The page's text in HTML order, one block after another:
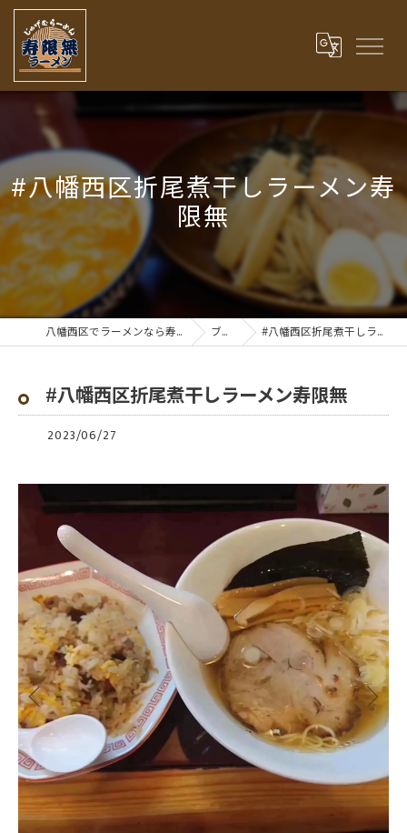
#八幡西区折尾煮干しラーメン寿
限無
八幡西区でラーメンなら寿限無ラーメン ブログ #八幡西区折尾煮干しラーメン寿限無
#八幡西区折尾煮干しラーメン寿限無
2023/06/27